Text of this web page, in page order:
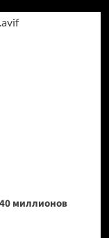
миллионов